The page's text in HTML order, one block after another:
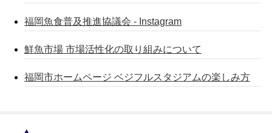
福岡魚食普及推進協議会 - Instagram
鮮魚市場 市場活性化の取り組みについて
福岡市ホームページ ベジフルスタジアムの楽しみ方